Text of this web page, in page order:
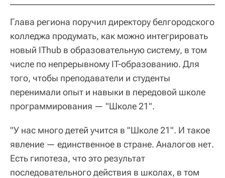
Глава региона поручил директору белгородского
колледжа продумать, как можно интегрировать
новый IThub в образовательную систему, в том
числе по непрерывному IT-образованию. Для
того, чтобы преподаватели и студенты
перенимали опыт и навыки в передовой школе
программирования — "Школе 21".
"У нас много детей учится в "Школе 21". И такое
явление — единственное в стране. Аналогов нет.
Есть гипотеза, что это результат
последовательного действия в школах, в том